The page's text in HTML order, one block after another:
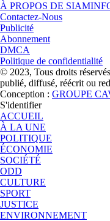
À PROPOS DE
Contactez-Nous
Publicité
Abonnement
DMCA
Politique de confidentialité
© 2023, Tous droits
publié, diffusé, réécrit ou
Conception : GROUPE
S'identifier
ACCUEIL
À LA UNE
POLITIQUE
ÉCONOMIE
SOCIÉTÉ
ODD
CULTURE
SPORT
JUSTICE
ENVIRONNEMENT